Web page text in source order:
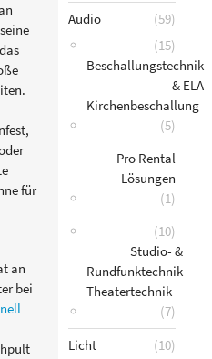
für
an
bei
Audio
(59)
Beschallungstechnik
& ELA
(15)
Kirchenbeschallung
(5)
Pro Rental
Lösungen
(1)
Studio- &
Rundfunktechnik
(10)
Theatertechnik
(7)
Licht
(10)